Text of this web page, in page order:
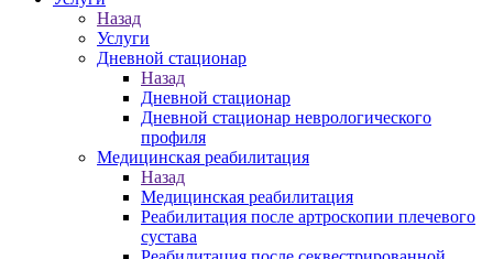
Назад
Услуги
Дневной стационар
Назад
Дневной стационар
Дневной стационар неврологического
профиля
Медицинская реабилитация
Назад
Медицинская реабилитация
Реабилитация после артроскопии плечевого
сустава